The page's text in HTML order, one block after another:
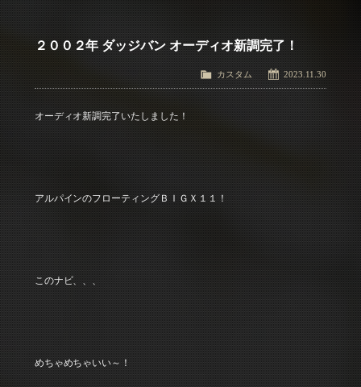
２００２年 ダッジバン オーディオ新調完了！
2023.11.30
カスタム
オーディオ新調完了いたしました！
アルパインのフローティングＢＩＧＸ１１！
このナビ、、、
めちゃめちゃいい～！